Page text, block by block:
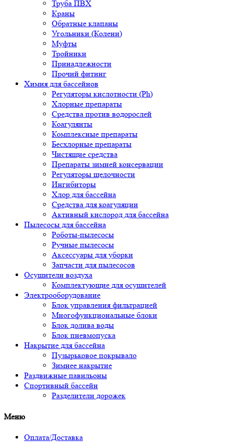
Труба ПВХ
Краны
Обратные клапаны
Угольники (Колени)
Муфты
Тройники
Принадлежности
Прочий фитинг
Химия для бассейнов
Регуляторы кислотности (Ph)
Хлорные препараты
Средства против водорослей
Коагулянты
Комплексные препараты
Бесхлорные препараты
Чистящие средства
Препараты зимней консервации
Регуляторы щелочности
Ингибиторы
Хлор для бассейна
Средства для коагуляции
Активный кислород для бассейна
Пылесосы для бассейна
Роботы-пылесосы
Ручные пылесосы
Аксессуары для уборки
Запчасти для пылесосов
Осушители воздуха
Комплектующие для осушителей
Электрооборудование
Блок управления фильтрацией
Многофункциональные блоки
Блок долива воды
Блок пневмопуска
Накрытие для бассейна
Пузырьковое покрывало
Зимнее накрытие
Раздвижные павильоны
Спортивный бассейн
Разделители дорожек
Меню
Оплата/Доставка